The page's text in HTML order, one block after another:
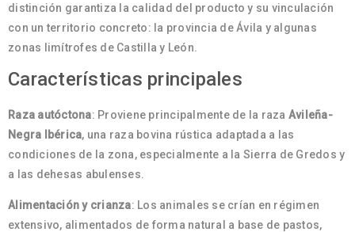
distinción garantiza la calidad del producto y su vinculación
con un territorio concreto: la provincia de Ávila y algunas
zonas limítrofes de Castilla y León.
Características principales
Raza autóctona: Proviene principalmente de la raza Avileña-
Negra Ibérica, una raza bovina rústica adaptada a las
condiciones de la zona, especialmente a la Sierra de Gredos y
a las dehesas abulenses.
Alimentación y crianza: Los animales se crían en régimen
extensivo, alimentados de forma natural a base de pastos,